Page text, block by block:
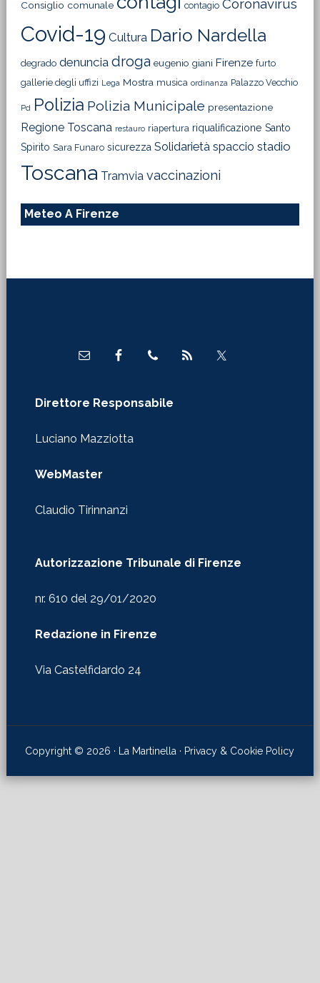
Consiglio comunale contagio Coronavirus
Covid-19 Cultura Dario Nardella
degrado denuncia droga eugenio giani Firenze furto
gallerie degli uffizi Lega Mostra musica ordinanza Palazzo Vecchio
Pd Polizia Polizia Municipale presentazione
Regione Toscana restauro riapertura riqualificazione Santo
Spirito Sara Funaro sicurezza Solidarietà spaccio stadio
Toscana Tramvia vaccinazioni
Meteo A Firenze
Direttore Responsabile
Luciano Mazziotta
WebMaster
Claudio Tirinnanzi
Autorizzazione Tribunale di Firenze
nr. 610 del 29/01/2020
Redazione in Firenze
Via Castelfidardo 24
Copyright © 2026 · La Martinella · Privacy & Cookie Policy